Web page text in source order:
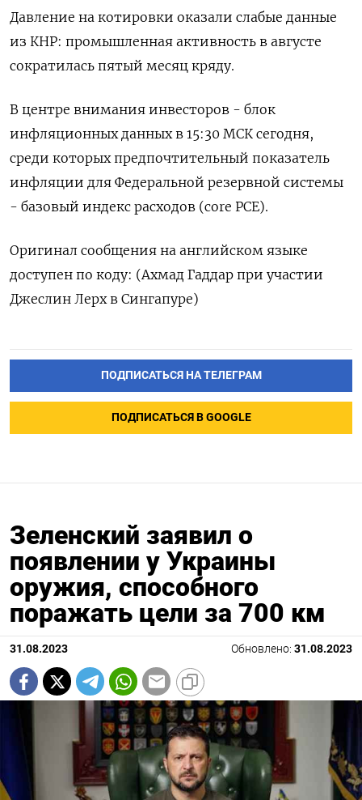
Давление на котировки оказали слабые данные
из КНР: промышленная активность в августе
сократилась пятый месяц кряду.
В центре внимания инвесторов - блок
инфляционных данных в 15:30 МСК сегодня,
среди которых предпочтительный показатель
инфляции для Федеральной резервной системы
- базовый индекс расходов (core PCE).
Оригинал сообщения на английском языке
доступен по коду: (Ахмад Гаддар при участии
Джеслин Лерх в Сингапуре)
ПОДПИСАТЬСЯ НА ТЕЛЕГРАМ
ПОДПИСАТЬСЯ В GOOGLE
Зеленский заявил о
появлении у Украины
оружия, способного
поражать цели за 700 км
31.08.2023 Обновлено: 31.08.2023